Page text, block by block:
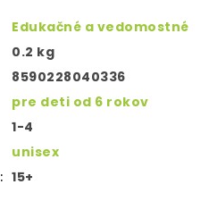
Edukačné a vedomostné
0.2 kg
8590228040336
pre deti od 6 rokov
1-4
unisex
: 15+